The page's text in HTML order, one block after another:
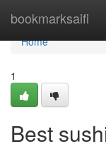
bookmarksaifi
Home
Home
1
Best